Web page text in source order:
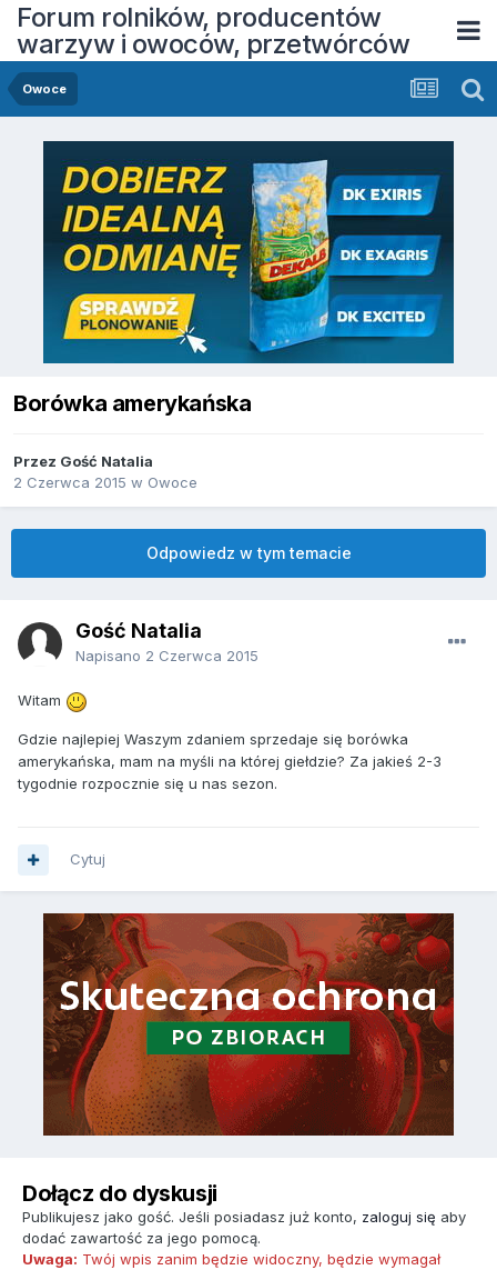
Forum rolników, producentów
warzyw i owoców, przetwórców
Owoce
Borówka amerykańska
Przez Gość Natalia
2 Czerwca 2015 w Owoce
Odpowiedz w tym temacie
Gość Natalia
Napisano 2 Czerwca 2015
Witam
Gdzie najlepiej Waszym zdaniem sprzedaje się borówka
amerykańska, mam na myśli na której giełdzie? Za jakieś 2-3
tygodnie rozpocznie się u nas sezon.
Cytuj
Dołącz do dyskusji
Publikujesz jako gość. Jeśli posiadasz już konto, zaloguj się aby
dodać zawartość za jego pomocą.
Uwaga: Twój wpis zanim będzie widoczny, będzie wymagał